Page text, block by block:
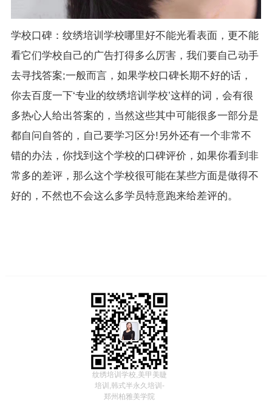
学校口碑：纹绣培训学校哪里好不能光看表面，更不能
看它们学校自己的广告打得多么厉害，我们要自己动手
去寻找答案;一般而言，如果学校口碑长期不好的话，
你去百度一下‘专业的纹绣培训学校’这样的词，会有很
多热心人给出答案的，当然这些其中可能很多一部分是
都自问自答的，自己要学习区分!另外还有一个非常不
错的办法，你找到这个学校的口碑评价，如果你看到非
常多的差评，那么这个学校很可能在某些方面是做得不
好的，不然也不会这么多学员特意跑来给差评的。
纹绣培训学校,美甲美睫
培训,韩式半永久培训-
郑州柏雅美学院